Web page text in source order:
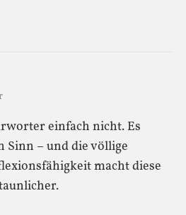
einfach nicht. Es
Sinn – und die völlige
macht diese